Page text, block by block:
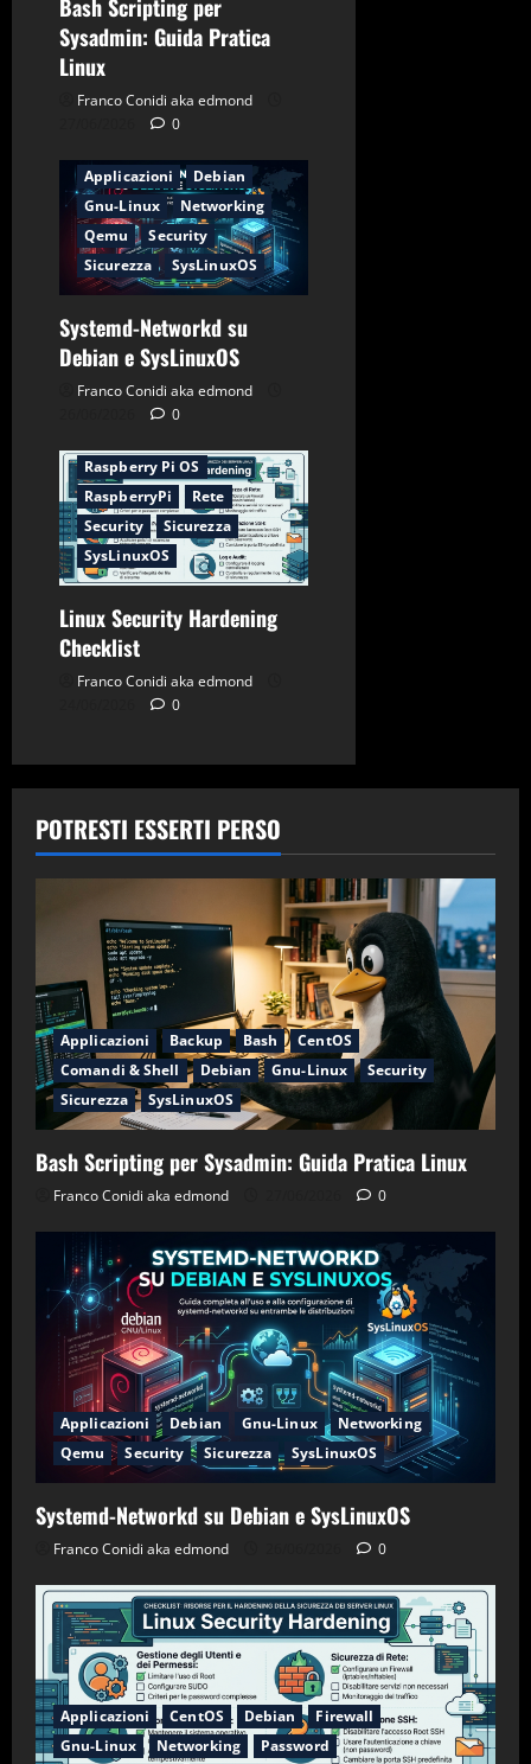
Bash Scripting per
Sysadmin: Guida Pratica
Linux
Franco Conidi aka edmond
0
Applicazioni
Debian
Gnu-Linux
Networking
Qemu
Security
Sicurezza
SysLinuxOS
Systemd-Networkd su
Debian e SysLinuxOS
Franco Conidi aka edmond
0
Applicazioni
CentOS
Gnu-Linux
Raspberry Pi OS
RaspberryPi
Rete
Security
Sicurezza
SysLinuxOS
Linux Security Hardening
Checklist
Franco Conidi aka edmond
0
POTRESTI ESSERTI PERSO
Applicazioni Backup Bash
CentOS
Comandi & Shell
Debian Gnu-Linux
Security
Sicurezza
SysLinuxOS
Bash Scripting per Sysadmin: Guida Pratica Linux
Franco Conidi aka edmond 0
Applicazioni Debian Gnu-Linux
Networking
Qemu
Security Sicurezza SysLinuxOS
Systemd-Networkd su Debian e SysLinuxOS
Franco Conidi aka edmond 0
Applicazioni CentOS Debian
Firewall
Gnu-Linux
Networking
Password